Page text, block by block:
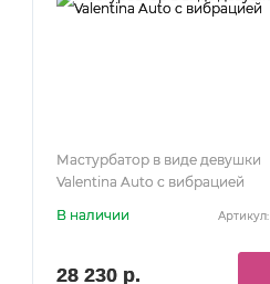
Мастурбатор в виде девушки
Valentina Auto с вибрацией
В наличии
Артикул:
28 230 р.